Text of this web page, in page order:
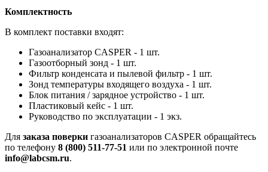
Комплектность
В комплект поставки входят:
Газоанализатор CASPER - 1 шт.
Газоотборный зонд - 1 шт.
Фильтр конденсата и пылевой фильтр - 1 шт.
Зонд температуры входящего воздуха - 1 шт.
Блок питания / зарядное устройство - 1 шт.
Пластиковый кейс - 1 шт.
Руководство по эксплуатации - 1 экз.
Для заказа поверки газоанализаторов CASPER обращайтесь
по телефону 8 (800) 511-77-51 или по электронной почте
info@labcsm.ru.